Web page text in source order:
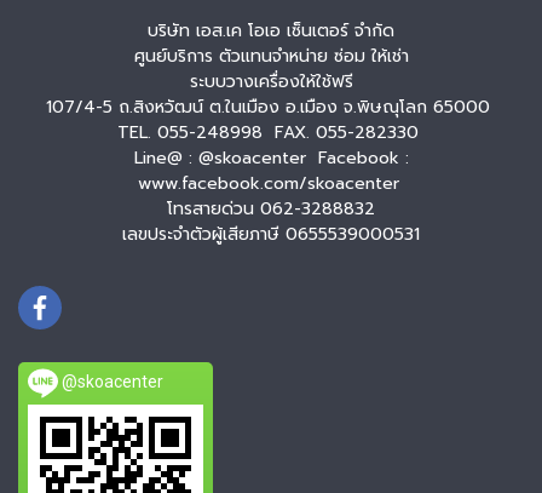
บริษัท เอส.เค โอเอ เซ็นเตอร์ จำกัด
ศูนย์บริการ ตัวแทนจำหน่าย ซ่อม ให้เช่า
ระบบวางเครื่องให้ใช้ฟรี
107/4-5 ถ.สิงหวัฒน์ ต.ในเมือง อ.เมือง จ.พิษณุโลก 65000
TEL. 055-248998 FAX. 055-282330
Line@ : @skoacenter Facebook :
www.facebook.com/skoacenter
โทรสายด่วน 062-3288832
เลขประจำตัวผู้เสียภาษี 0655539000531
@skoacenter